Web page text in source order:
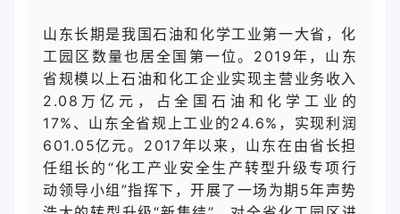
山东长期是我国石油和化学工业第一大省，化
工园区数量也居全国第一位。2019年，山东
省规模以上石油和化工企业实现主营业务收入
2.08万亿元，占全国石油和化学工业的
17%、山东全省规上工业的24.6%，实现利润
601.05亿元。2017年以来，山东在由省长担
任组长的“化工产业安全生产转型升级专项行
动领导小组”指挥下，开展了一场为期5年声势